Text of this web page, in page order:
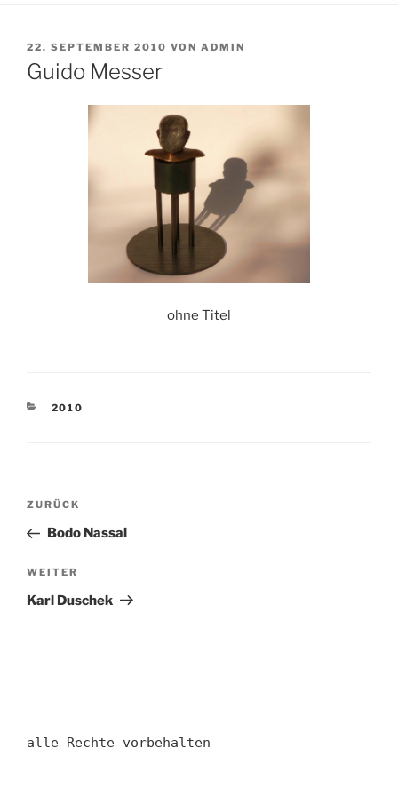
VERÖFFENTLICHT
AM
22. SEPTEMBER 2010 VON ADMIN
Guido Messer
ohne Titel
KATEGORIEN
2010
Beitragsnavigation
Vorheriger
Beitrag
ZURÜCK
Bodo Nassal
Nächster
Beitrag
WEITER
Karl Duschek
alle Rechte vorbehalten